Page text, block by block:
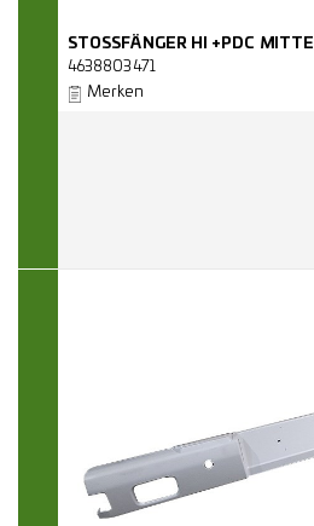
STOSSFÄNGER HI +PDC MITTE
4638803471
Merken